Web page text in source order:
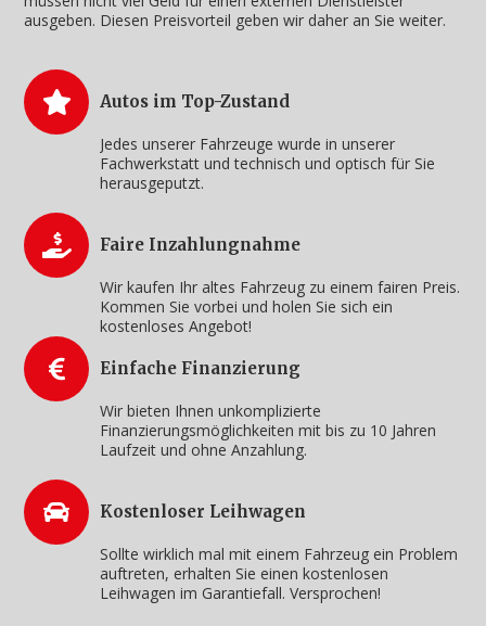
ausgeben. Diesen Preisvorteil geben wir daher an Sie weiter.
Autos im Top-Zustand
Jedes unserer Fahrzeuge wurde in unserer
Fachwerkstatt und technisch und optisch für Sie
herausgeputzt.
Faire Inzahlungnahme
Wir kaufen Ihr altes Fahrzeug zu einem fairen Preis.
Kommen Sie vorbei und holen Sie sich ein
kostenloses Angebot!
Einfache Finanzierung
Wir bieten Ihnen unkomplizierte
Finanzierungsmöglichkeiten mit bis zu 10 Jahren
Laufzeit und ohne Anzahlung.
Kostenloser Leihwagen
Sollte wirklich mal mit einem Fahrzeug ein Problem
auftreten, erhalten Sie einen kostenlosen
Leihwagen im Garantiefall. Versprochen!